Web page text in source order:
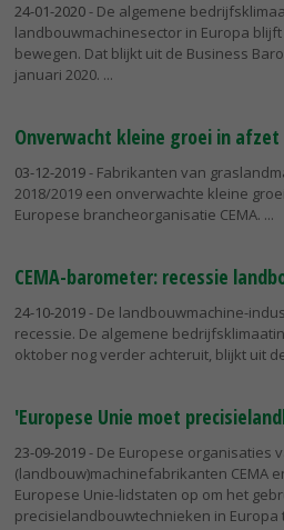
24-01-2020- De algemene
landbouwmachinesector in Europa
bewegen. Dat blijkt uit de Business
januari 2020.
Onverwacht kleine groei in
03-12-2019- Fabrikanten van
2018/2019 een onverwachte kleine
Europese brancheorganisatie CEMA.
CEMA-barometer: recessie
24-10-2019- De landbouwmachine-
recessie. De algemene
oktober nog verder achteruit, blijkt uit
'Europese Unie moet
23-09-2019- De Europese organisaties
(landbouw)machinefabrikanten CEMA
Europese Unie-lidstaten op om het
precisielandbouwtechnieken in Europa